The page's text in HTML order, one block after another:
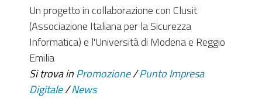
Un progetto in collaborazione con Clusit
(Associazione Italiana per la Sicurezza
Informatica) e l'Università di Modena e Reggio
Emilia
Si trova in Promozione /Punto Impresa
Digitale /News